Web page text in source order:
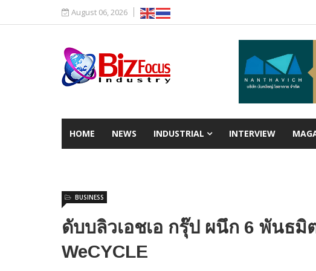
August 06, 2026
HOME NEWS INDUSTRIAL INTERVIEW
ดับบลิวเอชเอ กรุ๊ป ผนึก 6 พันธมิ
WeCYCLE
BUSINESS